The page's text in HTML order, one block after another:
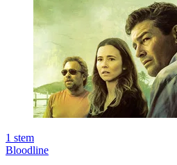
1 stem
Bloodline